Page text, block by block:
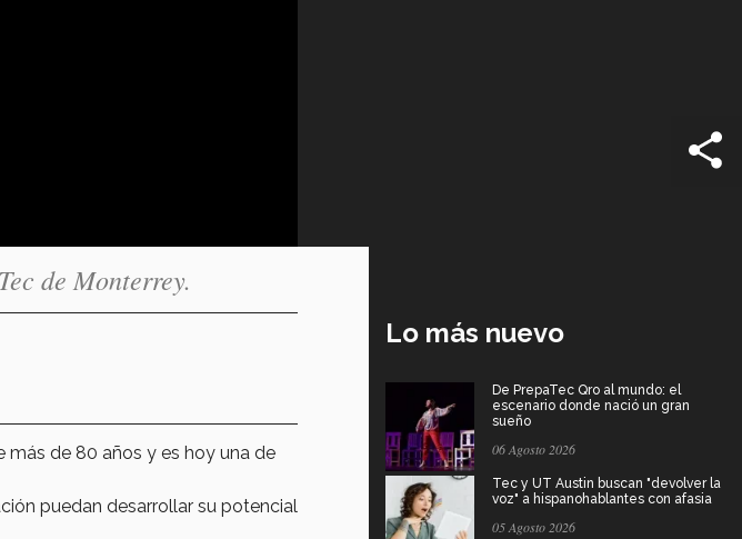
de Monterrey.
más de 80 años y es hoy una de
puedan desarrollar su potencial
Lo más nuevo
De PrepaTec Qro al mundo: el
escenario donde nació un gran
sueño
06 Agosto 2026
Tec y UT Austin buscan "devolver la
voz" a hispanohablantes con afasia
05 Agosto 2026